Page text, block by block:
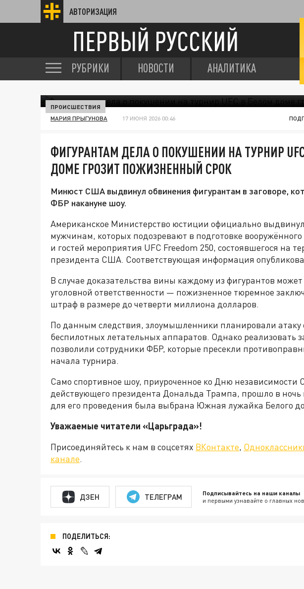
АВТОРИЗАЦИЯ
ПЕРВЫЙ РУССКИЙ
РУБРИКИ НОВОСТИ АНАЛИТИКА
ПРОИСШЕСТВИЯ
МАРИЯ ПРЫГУНОВА 17 ИЮНЯ 2026 00:46
ФИГУРАНТАМ ДЕЛА О ПОКУШЕНИИ НА ТУРНИР
ДОМЕ ГРОЗИТ ПОЖИЗНЕННЫЙ СРОК
Минюст США выдвинул обвинения фигурантам в заговоре,
ФБР накануне шоу.
Американское Министерство юстиции официально
мужчинам, которых подозревают в подготовке
и гостей мероприятия UFC Freedom 250, состоявшегося на
президента США. Соответствующая информация
В случае доказательства вины каждому из фигурантов
уголовной ответственности — пожизненное тюремное
штраф в размере до четверти миллиона долларов.
По данным следствия, злоумышленники планировали атаку
беспилотных летательных аппаратов. Однако реализовать
позволили сотрудники ФБР, которые пресекли
начала турнира.
Само спортивное шоу, приуроченное ко Дню
действующего президента Дональда Трампа, прошло в
для его проведения была выбрана Южная лужайка Белого
Уважаемые читатели «Царьграда»!
Присоединяйтесь к нам в соцсетях ВКонтакте,
канале.
ДЗЕН ТЕЛЕГРАМ Подписывайтесь на наши каналы
и первыми узнавайте о главных
ПОДЕЛИТЬСЯ: